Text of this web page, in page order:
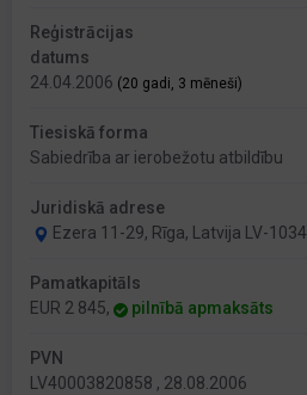
Reģistrācijas
datums
24.04.2006 (20 gadi, 3 mēneši)
Tiesiskā forma
Sabiedrība ar ierobežotu atbildību
Juridiskā adrese
Ezera 11-29, Rīga, Latvija LV-1034
Pamatkapitāls
EUR 2 845,
pilnībā apmaksāts
PVN
LV40003820858 , 28.08.2006